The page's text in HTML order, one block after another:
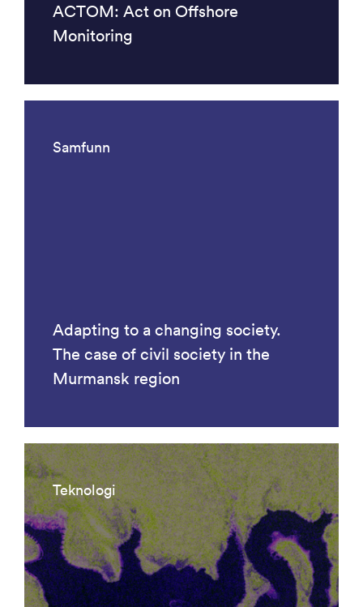
ACTOM: Act on Offshore
Monitoring
Samfunn
Adapting to a changing society.
The case of civil society in the
Murmansk region
Teknologi